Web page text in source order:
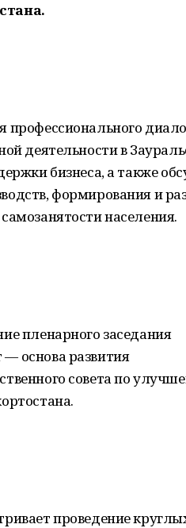
деятельности в
бизнеса, а также
формирования и
населения.
пленарного заседания
основа развития
совета по
проведение